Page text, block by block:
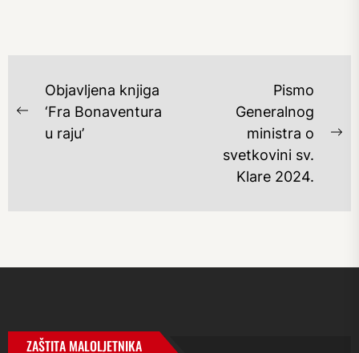
NAVIGACIJA
OBJAVA
Previous
post:
Objavljena knjiga
‘Fra Bonaventura
u raju’
Pismo
Generalnog
ministra o
svetkovini sv.
Klare 2024.
ZAŠTITA MALOLJETNIKA